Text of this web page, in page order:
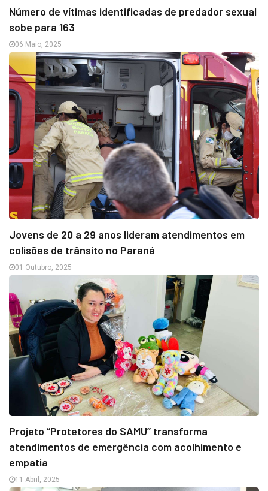
Número de vítimas identificadas de predador sexual
sobe para 163
06 Maio, 2025
Jovens de 20 a 29 anos lideram atendimentos em
colisões de trânsito no Paraná
01 Outubro, 2025
Projeto “Protetores do SAMU” transforma
atendimentos de emergência com acolhimento e
empatia
11 Abril, 2025